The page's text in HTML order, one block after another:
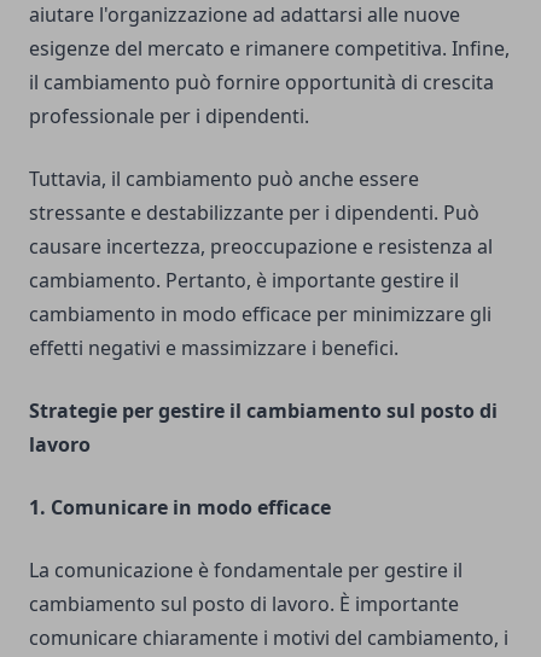
aiutare l'organizzazione ad adattarsi alle nuove
esigenze del mercato e rimanere competitiva. Infine,
il cambiamento può fornire opportunità di crescita
professionale per i dipendenti.
Tuttavia, il cambiamento può anche essere
stressante e destabilizzante per i dipendenti. Può
causare incertezza, preoccupazione e resistenza al
cambiamento. Pertanto, è importante gestire il
cambiamento in modo efficace per minimizzare gli
effetti negativi e massimizzare i benefici.
Strategie per gestire il cambiamento sul posto di
lavoro
1. Comunicare in modo efficace
La comunicazione è fondamentale per gestire il
cambiamento sul posto di lavoro. È importante
comunicare chiaramente i motivi del cambiamento, i